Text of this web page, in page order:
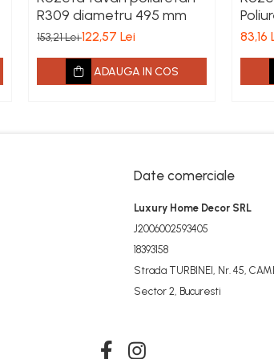
R309 diametru 495 mm
153,21 Lei122,57 Lei
ADAUGA IN COS
mm
83,16
Date comerciale
Luxury Home Decor SRL
J2006002593405
18393158
Strada TURBINEI, Nr. 45,
Sector 2, Bucuresti